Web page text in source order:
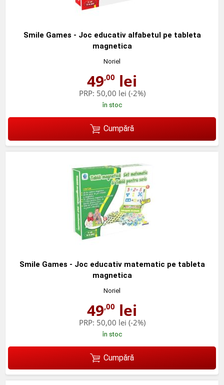
Smile Games - Joc educativ alfabetul pe tableta
magnetica
Noriel
49,00 lei
PRP: 50,00 lei (-2%)
în stoc
Cumpără
Smile Games - Joc educativ matematic pe tableta
magnetica
Noriel
49,00 lei
PRP: 50,00 lei (-2%)
în stoc
Cumpără